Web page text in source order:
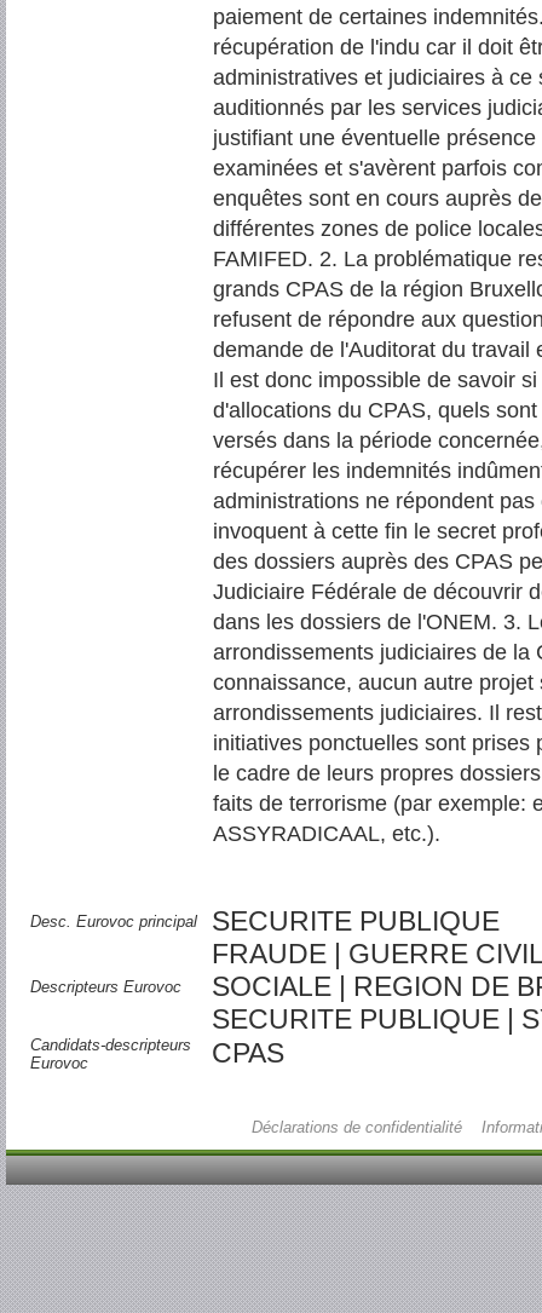
paiement de certaines
récupération de l'indu car il doit
administratives et judiciaires à
auditionnés par les services
justifiant une éventuelle
examinées et s'avèrent parfois
enquêtes sont en cours auprès
différentes zones de police
FAMIFED. 2. La problématique
grands CPAS de la région
refusent de répondre aux
demande de l'Auditorat du travail
Il est donc impossible de savoir
d'allocations du CPAS, quels
versés dans la période
récupérer les indemnités
administrations ne répondent
invoquent à cette fin le secret
des dossiers auprès des CPAS
Judiciaire Fédérale de découvrir
dans les dossiers de l'ONEM. 3.
arrondissements judiciaires de la
connaissance, aucun autre
arrondissements judiciaires. Il
initiatives ponctuelles sont
le cadre de leurs propres
faits de terrorisme (par exemple:
ASSYRADICAAL, etc.).
Desc. Eurovoc principal SECURITE PUBLIQUE
Descripteurs Eurovoc
FRAUDE | GUERRE
SOCIALE | REGION DE
SECURITE PUBLIQUE |
Candidats-descripteurs
Eurovoc
CPAS
Déclarations de confidentialité